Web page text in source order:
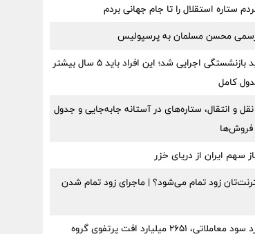
ستاره استقلال را تا جام جهانی بردم
محسن مسلمان به پرسپولیس
شرط جدید بازنشستگی اجرایی شد؛ این افراد باید ۵ سال بیشتر
کامل
و انتقال، ستاره‌های در آستانه جابه‌جایی و جدول
فروش‌ها
سهم ایران از دریای خزر
زود تمام می‌شود؟ | ماجرای زود تمام شدن
۳۷ میلیارد سود معاملاتی، ۲۶۵۱ میلیارد افت پرتفوی گروه